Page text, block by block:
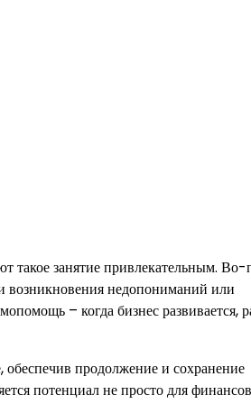
такое занятие привлекательным.
возникновения недопониманий или
– когда бизнес развивается,
обеспечив продолжение и сохранение
потенциал не просто для